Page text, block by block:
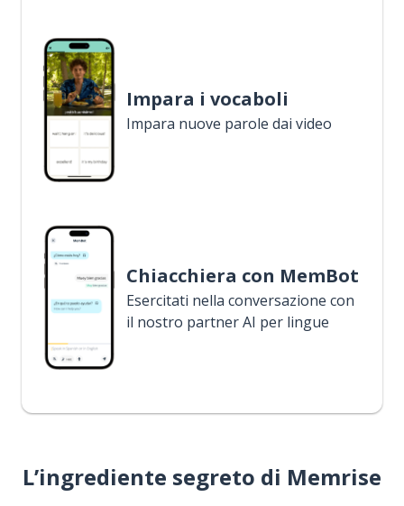
Impara i vocaboli
Impara nuove parole dai video
Chiacchiera con MemBot
Esercitati nella conversazione con
il nostro partner AI per lingue
L’ingrediente segreto di Memrise